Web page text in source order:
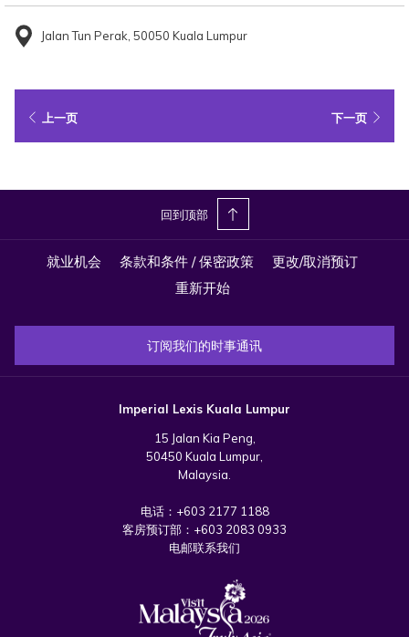
Jalan Tun Perak, 50050 Kuala Lumpur
上一页 下一页
回到顶部
就业机会 条款和条件 / 保密政策
更改/取消预订
重新开始
订阅我们的时事通讯
Imperial Lexis Kuala Lumpur
15 Jalan Kia Peng,
50450 Kuala Lumpur,
Malaysia.
电话： +603 2177 1188
客房预订部： +603 2083 0933
电邮联系我们